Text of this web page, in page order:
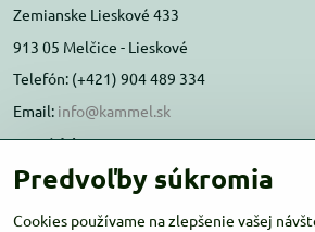
Zemianske Lieskové 433
913 05 Melčice - Lieskové
Telefón: (+421) 904 489 334
Email: info@kammel.sk
Prevádzka:
Administratívna budova PD Melčice
Predvoľby súkromia
Cookies používame na zlepšenie vašej